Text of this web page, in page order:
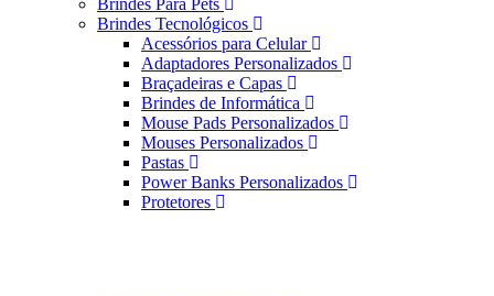
Brindes Para Pets
Brindes Tecnológicos
Acessórios para Celular
Adaptadores Personalizados
Braçadeiras e Capas
Brindes de Informática
Mouse Pads Personalizados
Mouses Personalizados
Pastas
Power Banks Personalizados
Protetores